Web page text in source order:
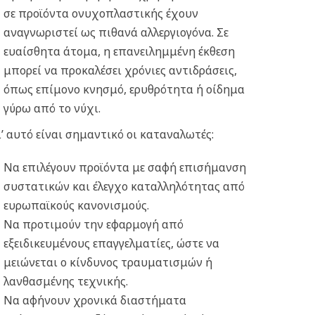
σε προϊόντα ονυχοπλαστικής έχουν
αναγνωριστεί ως πιθανά αλλεργιογόνα. Σε
ευαίσθητα άτομα, η επανειλημμένη έκθεση
μπορεί να προκαλέσει χρόνιες αντιδράσεις,
όπως επίμονο κνησμό, ερυθρότητα ή οίδημα
γύρω από το νύχι.
αυτό είναι σημαντικό οι καταναλωτές:
Να επιλέγουν προϊόντα με σαφή επισήμανση
συστατικών και έλεγχο καταλληλότητας από
ευρωπαϊκούς κανονισμούς.
Να προτιμούν την εφαρμογή από
εξειδικευμένους επαγγελματίες, ώστε να
μειώνεται ο κίνδυνος τραυματισμών ή
λανθασμένης τεχνικής.
Να αφήνουν χρονικά διαστήματα